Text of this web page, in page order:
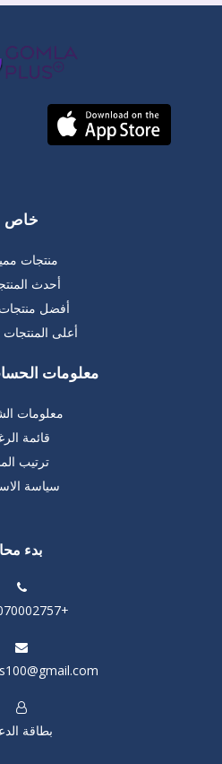
خاص
منتجات
أحدث
أفضل
أعلى
معلومات
معلومات
قائمة
ترتيب
سياسة
بدء
+201070002757
بطاقة